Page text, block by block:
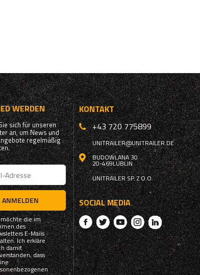
WERDEN
sich für unseren
an, um News und
regelmäßig
ANMELDEN
die im
des
E-Mails
Ich erkläre
damit
dass
KONTAKT
+43 720 775899
UNITRAILER@UNITRAILER.DE
BUDOWLANA 30
20-469LUBLIN
UNITRAILER SP. Z O.O.
SOCIAL MEDIA